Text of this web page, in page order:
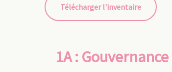
Télécharger l'inventaire
1A :